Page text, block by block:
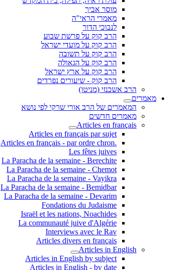
מוסר אביך
מאמרי הראי"ה
לנבוכי הדור
הרב קוק על פרשת שבוע
הרב קוק על מועדי ישראל
הרב קוק על תשובה
הרב קוק על הגאולה
הרב קוק על ארץ ישראל
הרב קוק - שיעורים נפרדים
הרב אשכנזי (מניטו)
מאמרים
המאמרים של הרב אורי שרקי לפי נושא
מאמרים חדשים
Articles en français
Articles en français par sujet
.Articles en français - par ordre chron
Les fêtes juives
La Paracha de la semaine - Berechite
La Paracha de la semaine - Chemot
La Paracha de la semaine - Vayikra
La Paracha de la semaine - Bemidbar
La Paracha de la semaine - Devarim
Fondations du Judaisme
Israël et les nations, Noachides
La communauté juive d'Algérie
Interviews avec le Rav
Articles divers en français
Articles in English
Articles in English by subject
Articles in English - by date